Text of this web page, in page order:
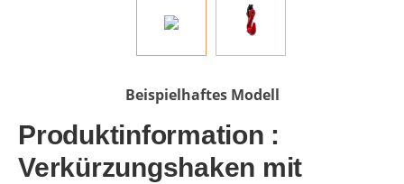
Beispielhaftes Modell
Produktinformation :
Verkürzungshaken mit